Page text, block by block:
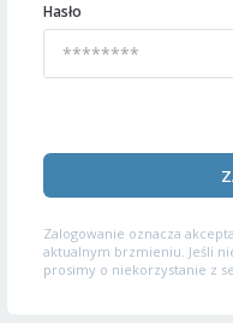
Hasło
Zalogowanie oznacza
aktualnym brzmieniu. Jeśli
prosimy o niekorzystanie z